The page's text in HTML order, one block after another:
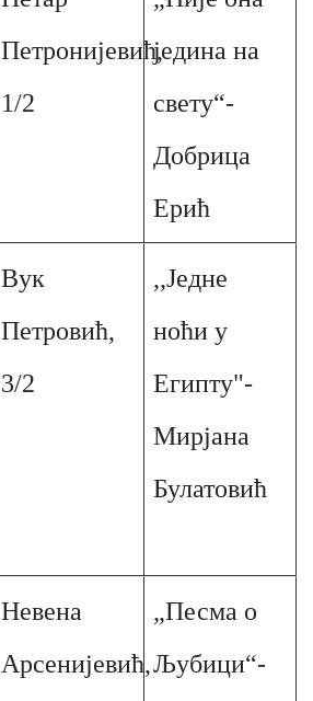
Петронијевић,
1/2
једина на
свету“-
Добрица
Ерић
Вук
Петровић,
3/2
,,Једне
ноћи у
Египту"-
Мирјана
Булатовић
Невена
Арсенијевић,
„Песма о
Љубици“-